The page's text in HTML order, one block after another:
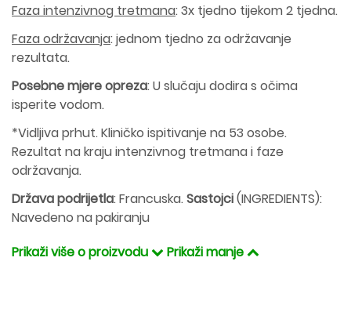
Faza intenzivnog tretmana: 3x tjedno tijekom 2 tjedna.
Faza održavanja: jednom tjedno za održavanje
rezultata.
Posebne mjere opreza: U slučaju dodira s očima
isperite vodom.
*Vidljiva prhut. Kliničko ispitivanje na 53 osobe.
Rezultat na kraju intenzivnog tretmana i faze
održavanja.
Država podrijetla: Francuska.Sastojci(INGREDIENTS):
Navedeno na pakiranju
Prikaži više o proizvodu
Prikaži manje